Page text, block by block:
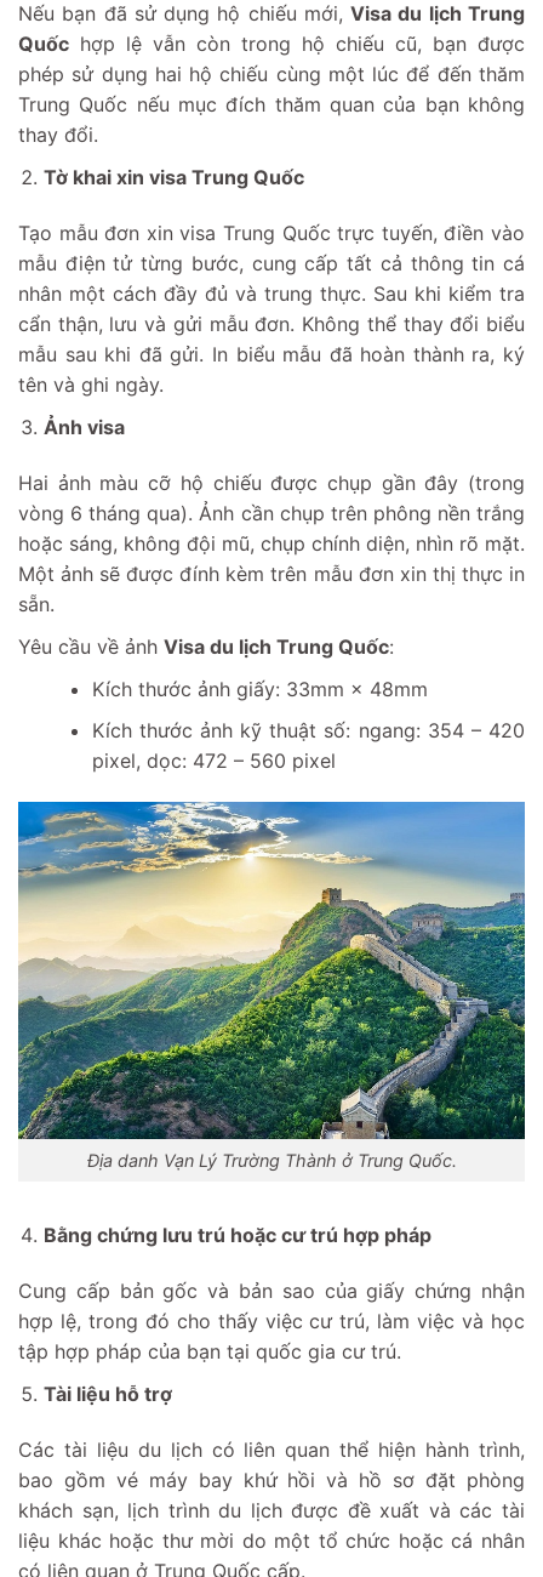
Nếu bạn đã sử dụng hộ chiếu mới,Visa du lịch Trung
Quốc hợp lệ vẫn còn trong hộ chiếu cũ, bạn được
phép sử dụng hai hộ chiếu cùng một lúc để đến thăm
Trung Quốc nếu mục đích thăm quan của bạn không
thay đổi.
Tờ khai xin visa Trung Quốc
Tạo mẫu đơn xin visa Trung Quốc trực tuyến, điền vào
mẫu điện tử từng bước, cung cấp tất cả thông tin cá
nhân một cách đầy đủ và trung thực. Sau khi kiểm tra
cẩn thận, lưu và gửi mẫu đơn. Không thể thay đổi biểu
mẫu sau khi đã gửi. In biểu mẫu đã hoàn thành ra, ký
tên và ghi ngày.
Ảnh visa
Hai ảnh màu cỡ hộ chiếu được chụp gần đây (trong
vòng 6 tháng qua). Ảnh cần chụp trên phông nền trắng
hoặc sáng, không đội mũ, chụp chính diện, nhìn rõ mặt.
Một ảnh sẽ được đính kèm trên mẫu đơn xin thị thực in
sẵn.
Yêu cầu về ảnh Visa du lịch Trung Quốc:
Kích thước ảnh giấy: 33mm × 48mm
Kích thước ảnh kỹ thuật số: ngang: 354 – 420
pixel, dọc: 472 – 560 pixel
Địa danh Vạn Lý Trường Thành ở Trung Quốc.
Bằng chứng lưu trú hoặc cư trú hợp pháp
Cung cấp bản gốc và bản sao của giấy chứng nhận
hợp lệ, trong đó cho thấy việc cư trú, làm việc và học
tập hợp pháp của bạn tại quốc gia cư trú.
Tài liệu hỗ trợ
Các tài liệu du lịch có liên quan thể hiện hành trình,
bao gồm vé máy bay khứ hồi và hồ sơ đặt phòng
khách sạn, lịch trình du lịch được đề xuất và các tài
liệu khác hoặc thư mời do một tổ chức hoặc cá nhân
có liên quan ở Trung Quốc cấp.